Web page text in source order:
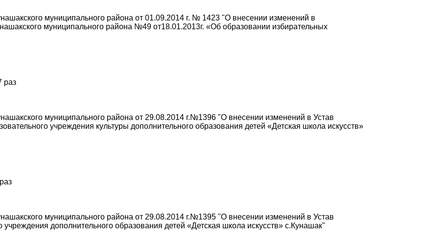
муниципального района от 01.09.2014 г. № 1423 "О внесении изменений в
муниципального района №49 от18.01.2013г. «Об образовании избирательных
раз
муниципального района от 29.08.2014 г.№1396 "О внесении изменений в Устав
учреждения культуры дополнительного образования детей «Детская школа искусств»
муниципального района от 29.08.2014 г.№1395 "О внесении изменений в Устав
учреждения дополнительного образования детей «Детская школа искусств» с.Кунашак"